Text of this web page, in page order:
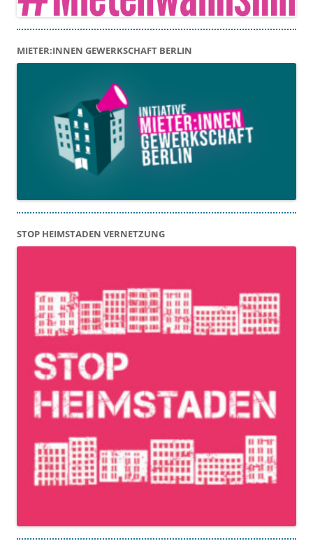
MIETER:INNEN GEWERKSCHAFT BERLIN
STOP HEIMSTADEN VERNETZUNG